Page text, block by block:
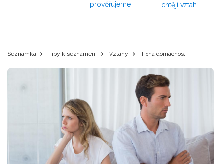
prověřujeme
chtějí vztah
Seznamka Tipy k seznámení Vztahy Tichá domácnost